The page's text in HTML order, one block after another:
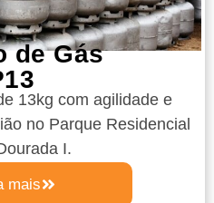
de Gás
13kg com agilidade e
no Parque Residencial
I.
mais